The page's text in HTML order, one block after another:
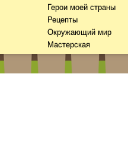
Герои моей страны
Рецепты
Окружающий мир
Мастерская